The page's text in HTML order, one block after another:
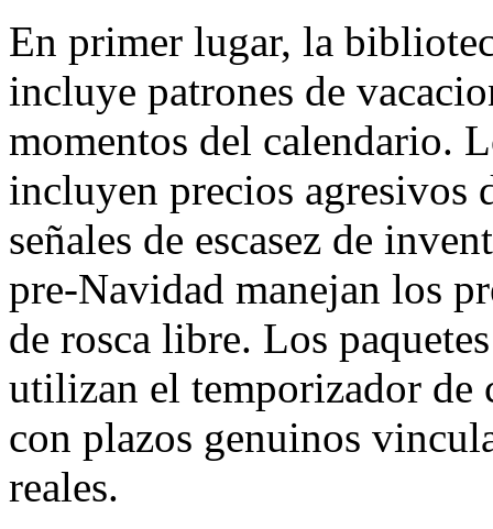
En primer lugar, la
incluye patrones de
momentos del calendario.
incluyen precios agresivos
señales de escasez de
pre-Navidad manejan los
de rosca libre. Los
utilizan el temporizador de
con plazos genuinos
reales.